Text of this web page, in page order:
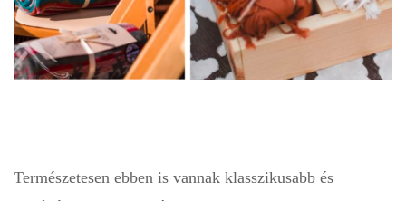
Természetesen ebben is vannak klasszikusabb és